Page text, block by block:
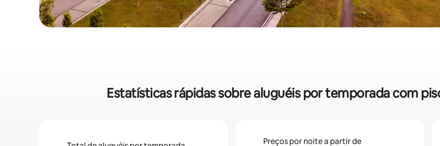
Estatísticas rápidas sobre aluguéis por temporada com
Preços por noite a partir de